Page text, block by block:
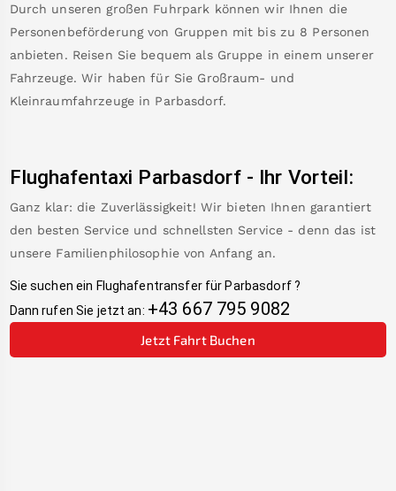
Durch unseren großen Fuhrpark können wir Ihnen die
Personenbeförderung von Gruppen mit bis zu 8 Personen
anbieten. Reisen Sie bequem als Gruppe in einem unserer
Fahrzeuge. Wir haben für Sie Großraum- und
Kleinraumfahrzeuge in Parbasdorf.
Flughafentaxi Parbasdorf- Ihr Vorteil:
Ganz klar: die Zuverlässigkeit! Wir bieten Ihnen garantiert
den besten Service und schnellsten Service - denn das ist
unsere Familienphilosophie von Anfang an.
Sie suchen ein Flughafentransfer für Parbasdorf?
Dann rufen Sie jetzt an: +43 667 795 9082
Jetzt Fahrt Buchen